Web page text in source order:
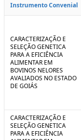
a
o
n
l
t
u
r
t
r
r
Instrumento Convenial
CARACTERIZAÇÃO E
SELEÇÃO GENETICA
PARA A EFICIÊNCIA
ALIMENTAR EM
BOVINOS NELORES
AVALIADOS NO ESTADO
DE GOIÁS
CARACTERIZAÇÃO E
SELEÇÃO GENETICA
PARA A EFICIÊNCIA